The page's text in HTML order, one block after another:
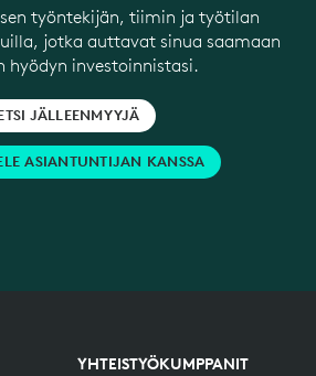
työntekijän, tiimin ja työtilan
jotka auttavat sinua saamaan
hyödyn investoinnistasi.
JÄLLEENMYYJÄ
ASIANTUNTIJAN KANSSA
YHTEISTYÖKUMPPANIT